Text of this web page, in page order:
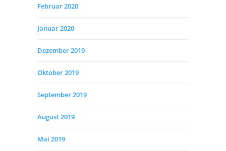
Februar 2020
Januar 2020
Dezember 2019
Oktober 2019
September 2019
August 2019
Mai 2019